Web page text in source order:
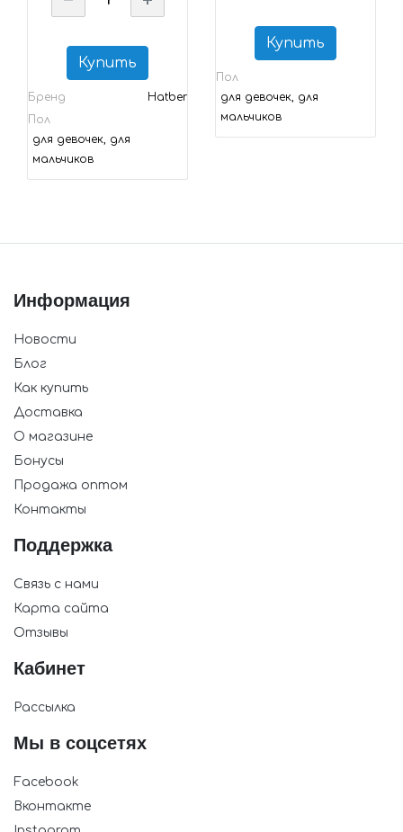
Купить
Бренд
Hatber
Пол
для девочек, для
мальчиков
Купить
Пол
для девочек, для
мальчиков
Информация
Новости
Блог
Как купить
Доставка
О магазине
Бонусы
Продажа оптом
Контакты
Поддержка
Связь с нами
Карта сайта
Отзывы
Кабинет
Рассылка
Мы в соцсетях
Facebook
Вконтакте